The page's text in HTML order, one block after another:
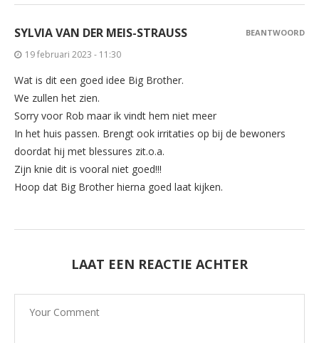
SYLVIA VAN DER MEIS-STRAUSS
19 februari 2023 - 11:30
Wat is dit een goed idee Big Brother.
We zullen het zien.
Sorry voor Rob maar ik vindt hem niet meer
In het huis passen. Brengt ook irritaties op bij de bewoners
doordat hij met blessures zit.o.a.
Zijn knie dit is vooral niet goed!!!
Hoop dat Big Brother hierna goed laat kijken.
BEANTWOORD
LAAT EEN REACTIE ACHTER